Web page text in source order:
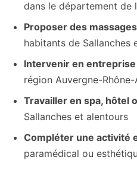
dans le département de
Proposer des
habitants de Sallanches
Intervenir en entreprise
région Auvergne-
Travailler en spa, hôtel
Sallanches et alentours
Compléter une activité
paramédical ou